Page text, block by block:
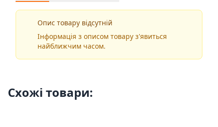
Опис товару відсутній
Інформація з описом товару з'явиться
найближчим часом.
Схожі товари: